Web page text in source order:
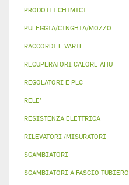
PRODOTTI CHIMICI
PULEGGIA/CINGHIA/MOZZO
RACCORDI E VARIE
RECUPERATORI CALORE AHU
REGOLATORI E PLC
RELE'
RESISTENZA ELETTRICA
RILEVATORI /MISURATORI
SCAMBIATORI
SCAMBIATORI A FASCIO TUBIERO